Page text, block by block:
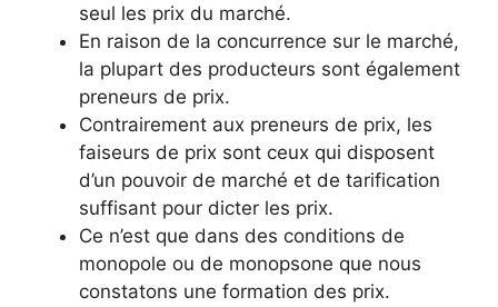
seul les prix du marché.
En raison de la concurrence sur le marché,
la plupart des producteurs sont également
preneurs de prix.
Contrairement aux preneurs de prix, les
faiseurs de prix sont ceux qui disposent
d’un pouvoir de marché et de tarification
suffisant pour dicter les prix.
Ce n’est que dans des conditions de
monopole ou de monopsone que nous
constatons une formation des prix.